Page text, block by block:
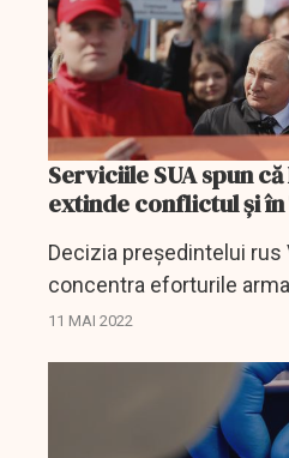
Serviciile SUA spun
extinde conflictul și
Decizia președintelui rus
concentra eforturile
Ucrainei este probabil o
11 MAI 2022